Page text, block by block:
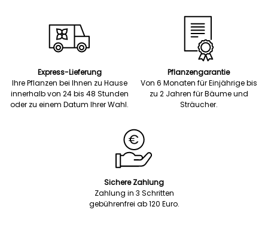
Express-Lieferung
Ihre Pflanzen bei Ihnen zu Hause
innerhalb von 24 bis 48 Stunden
oder zu einem Datum Ihrer Wahl.
Pflanzengarantie
Von 6 Monaten für Einjährige bis
zu 2 Jahren für Bäume und
Sträucher.
Sichere Zahlung
Zahlung in 3 Schritten
gebührenfrei ab 120 Euro.